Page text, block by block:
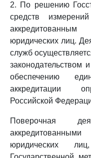
2. По решению
средств
юридических лиц.
служб
законодательством
обеспечению
аккредитации
Российской
Поверочная
юридических